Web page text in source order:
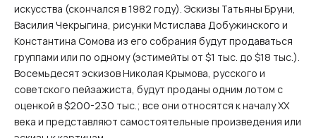
искусства (скончался в 1982 году). Эскизы Татьяны Бруни,
Василия Чекрыгина, рисунки Мстислава Добужинского и
Константина Сомова из его собрания будут продаваться
группами или по одному (эстимейты от $1 тыс. до $18 тыс.).
Восемьдесят эскизов Николая Крымова, русского и
советского пейзажиста, будут проданы одним лотом с
оценкой в $200-230 тыс.; все они относятся к началу ХХ
века и представляют самостоятельные произведения или